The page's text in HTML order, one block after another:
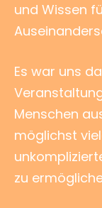
und Wissen
Es war uns
Menschen
möglichst
zu